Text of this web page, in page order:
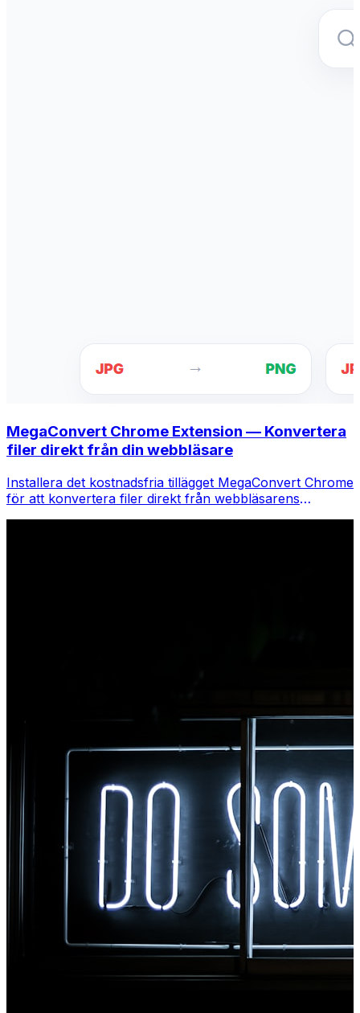
MegaConvert Chrome Extension — Konvertera
filer direkt från din webbläsare
Installera det kostnadsfria tillägget MegaConvert Chrome
för att konvertera filer direkt från webbläsarens